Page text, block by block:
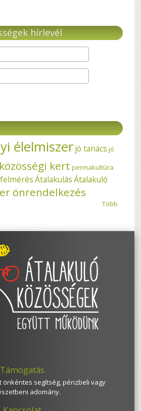
hírlevél
élelmiszerjó tanács jó
közösségi kert permakultúra
Átalakulás Átalakuló
önrendelkezés
Több
Támogatás
önkéntes segítség, pénzbeli vagy
adomány.